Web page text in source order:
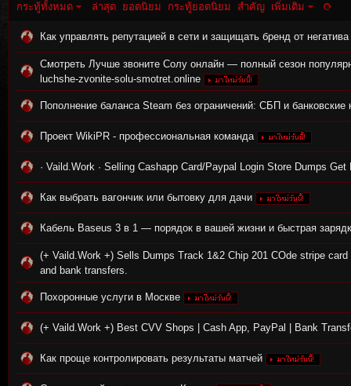
es
tat
กระทู้ทั้งหมด ล่าสุด ยอดนิยม กระทู้ยอดนิยม สำคัญ เพิ่มเติม
Как управлять репутацией в сети и защищать бренд от негатива
Смотреть Лучше звоните Солу онлайн — полный сезон
luchshe-zvonite-solu-smotret.online
Пополнение баланса Steam без ограничений: СБП и банковские
Проект WikiPR - профессиональная команда
· Vaild.Work · Selling Cashapp Card/Paypal Login Store Dumps
Как выбрать вагончик или бытовку для дачи
Кабель Baseus 3 в 1 — порядок в вашей жизни и быстрая
(+ Vaild.Work +) Sells Dumps Track 1&2 Chip 201 COde stripe
and bank transfers.
Похоронные услуги в Москве
(+ Vaild.Work +) Best CVV Shops | Cash App, PayPal | Bank
Как проще контролировать результаты матчей